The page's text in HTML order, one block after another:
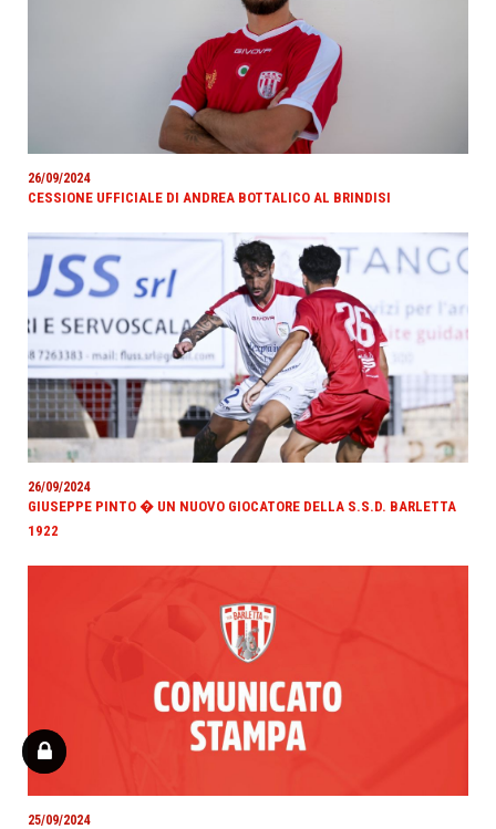
26/09/2024
CESSIONE UFFICIALE DI ANDREA BOTTALICO AL BRINDISI
26/09/2024
GIUSEPPE PINTO � UN NUOVO GIOCATORE DELLA S.S.D. BARLETTA
1922
25/09/2024